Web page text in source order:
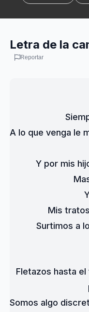
Letra de la
Reportar
A lo que venga le
Y por mis
Mis
Surtimos a
Fletazos hasta
Somos algo